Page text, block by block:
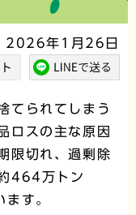
2026年1月26日
てられてしまう
ロスの主な原因
限切れ、過剰除
464万トン
す。